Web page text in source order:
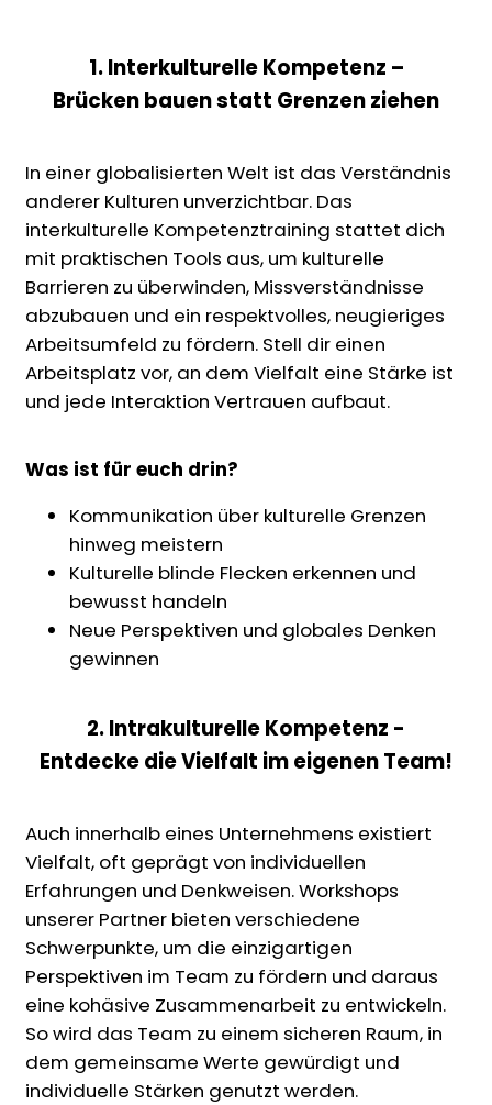
1. Interkulturelle Kompetenz –
Brücken bauen statt Grenzen ziehen
In einer globalisierten Welt ist das Verständnis
anderer Kulturen unverzichtbar. Das
interkulturelle Kompetenztraining stattet dich
mit praktischen Tools aus, um kulturelle
Barrieren zu überwinden, Missverständnisse
abzubauen und ein respektvolles, neugieriges
Arbeitsumfeld zu fördern. Stell dir einen
Arbeitsplatz vor, an dem Vielfalt eine Stärke ist
und jede Interaktion Vertrauen aufbaut.
Was ist für euch drin?
Kommunikation über kulturelle Grenzen
hinweg meistern
Kulturelle blinde Flecken erkennen und
bewusst handeln
Neue Perspektiven und globales Denken
gewinnen
2. Intrakulturelle Kompetenz -
Entdecke die Vielfalt im eigenen Team!
Auch innerhalb eines Unternehmens existiert
Vielfalt, oft geprägt von individuellen
Erfahrungen und Denkweisen. Workshops
unserer Partner bieten verschiedene
Schwerpunkte, um die einzigartigen
Perspektiven im Team zu fördern und daraus
eine kohäsive Zusammenarbeit zu entwickeln.
So wird das Team zu einem sicheren Raum, in
dem gemeinsame Werte gewürdigt und
individuelle Stärken genutzt werden.